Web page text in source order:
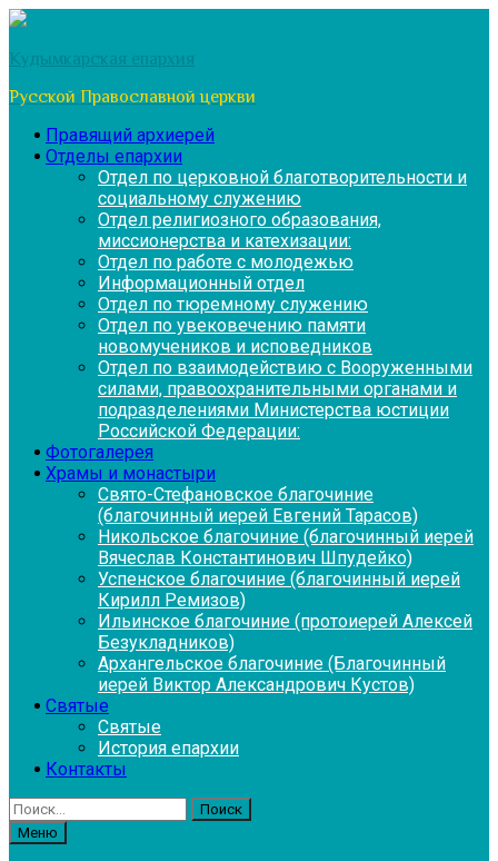
Перейти
содержимому
Кудымкарская епархия
Русской Православной церкви
Правящий архиерей
Отделы епархии
Отдел по церковной благотворительности и
социальному служению
Отдел религиозного образования,
миссионерства и катехизации:
Отдел по работе с молодежью
Информационный отдел
Отдел по тюремному служению
Отдел по увековечению памяти
новомучеников и исповедников
Отдел по взаимодействию с Вооруженными
силами, правоохранительными органами и
подразделениями Министерства юстиции
Российской Федерации:
Фотогалерея
Храмы и монастыри
Свято-Стефановское благочиние
(благочинный иерей Евгений Тарасов)
Никольское благочиние (благочинный иерей
Вячеслав Константинович Шпудейко)
Успенское благочиние (благочинный иерей
Кирилл Ремизов)
Ильинское благочиние (протоиерей Алексей
Безукладников)
Архангельское благочиние (Благочинный
иерей Виктор Александрович Кустов)
Святые
Святые
История епархии
Контакты
Найти:
Меню